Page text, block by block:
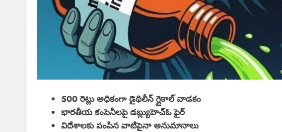
500 రెట్లు అధికంగా డైథిలీన్ గ్లైకాల్ వాడకం
భారతీయ కంపెనీలపై డబ్ల్యుహెచ్ఓ ఫైర్
విదేశాలకు పంపిన వాటిపైనా అనుమానాలు